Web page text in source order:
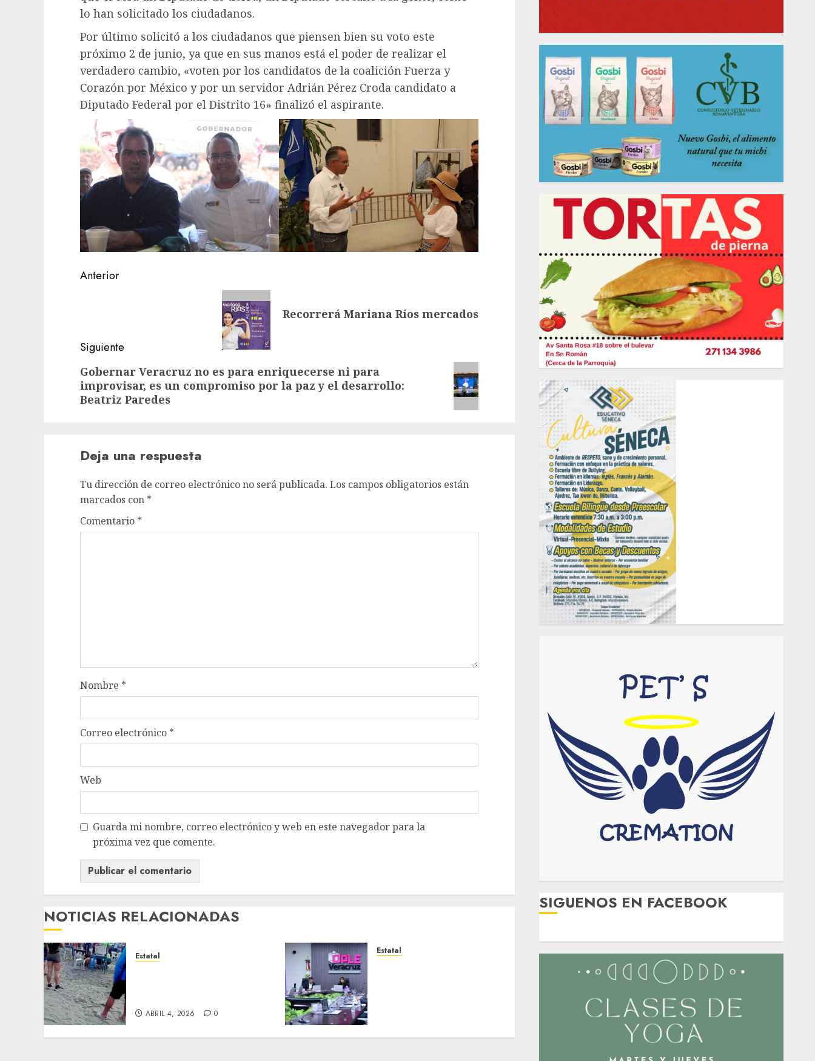
lo han solicitado los ciudadanos.
Por último solicitó a los ciudadanos que piensen bien su voto este
próximo 2 de junio, ya que en sus manos está el poder de realizar el
verdadero cambio, «voten por los candidatos de la coalición Fuerza y
Corazón por México y por un servidor Adrián Pérez Croda candidato a
Diputado Federal por el Distrito 16» finalizó el aspirante.
Navegación
Anterior
Recorrerá Mariana Ríos mercados
Siguiente
Siguiente
entrada:
Gobernar Veracruz no es para enriquecerse ni para
improvisar, es un compromiso por la paz y el desarrollo:
Beatriz Paredes
Deja una respuesta
Tu dirección de correo electrónico no será publicada. Los campos obligatorios están
marcados con *
Comentario *
Nombre *
Correo electrónico *
Web
Guarda mi nombre, correo electrónico y web en este navegador para la
próxima vez que comente.
NOTICIAS RELACIONADAS
Estatal
ABRIL 4, 2026 0
Estatal
MARZO 31, 2026 0
SIGUENOS EN FACEBOOK